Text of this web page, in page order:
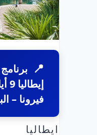
فيرونا –
ايطاليا